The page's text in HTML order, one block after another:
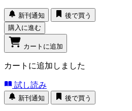
新刊通知
後で買う
購入に進む
カートに追加
カートに追加しました
試し読み
新刊通知 後で買う